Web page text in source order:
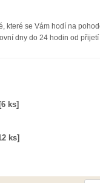
které se Vám hodí na
dny do 24 hodin od přijetí
ks]
ks]